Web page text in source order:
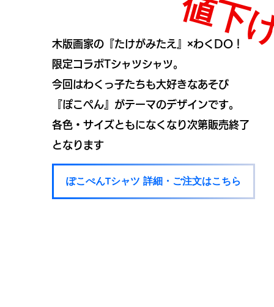
木版画家の『たけがみたえ』×わくDO！
限定コラボTシャツシャツ。
今回はわくっ子たちも大好きなあそび
『ぽこぺん』がテーマのデザインです。
各色・サイズともになくなり次第販売終了
となります
ぽこぺんTシャツ 詳細・ご注文はこちら
値下